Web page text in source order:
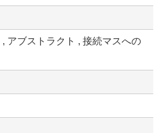
アブストラクト , 接続マスへの